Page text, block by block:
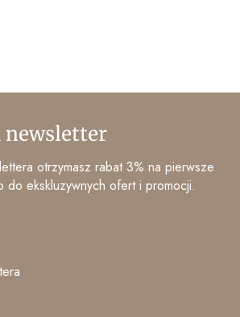
newsletter
otrzymasz rabat 3% na pierwsze
do ekskluzywnych ofert i promocji.